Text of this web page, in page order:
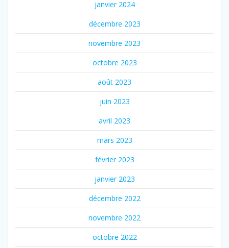
janvier 2024
décembre 2023
novembre 2023
octobre 2023
août 2023
juin 2023
avril 2023
mars 2023
février 2023
janvier 2023
décembre 2022
novembre 2022
octobre 2022